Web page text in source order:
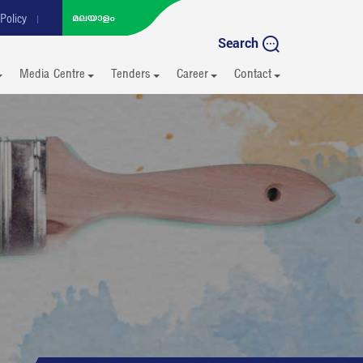
Search
Media Centre Tenders Career Contact